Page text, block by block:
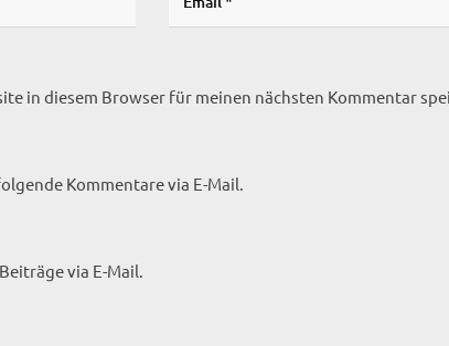
in diesem Browser für meinen nächsten Kommentar
Kommentare via E-Mail.
via E-Mail.